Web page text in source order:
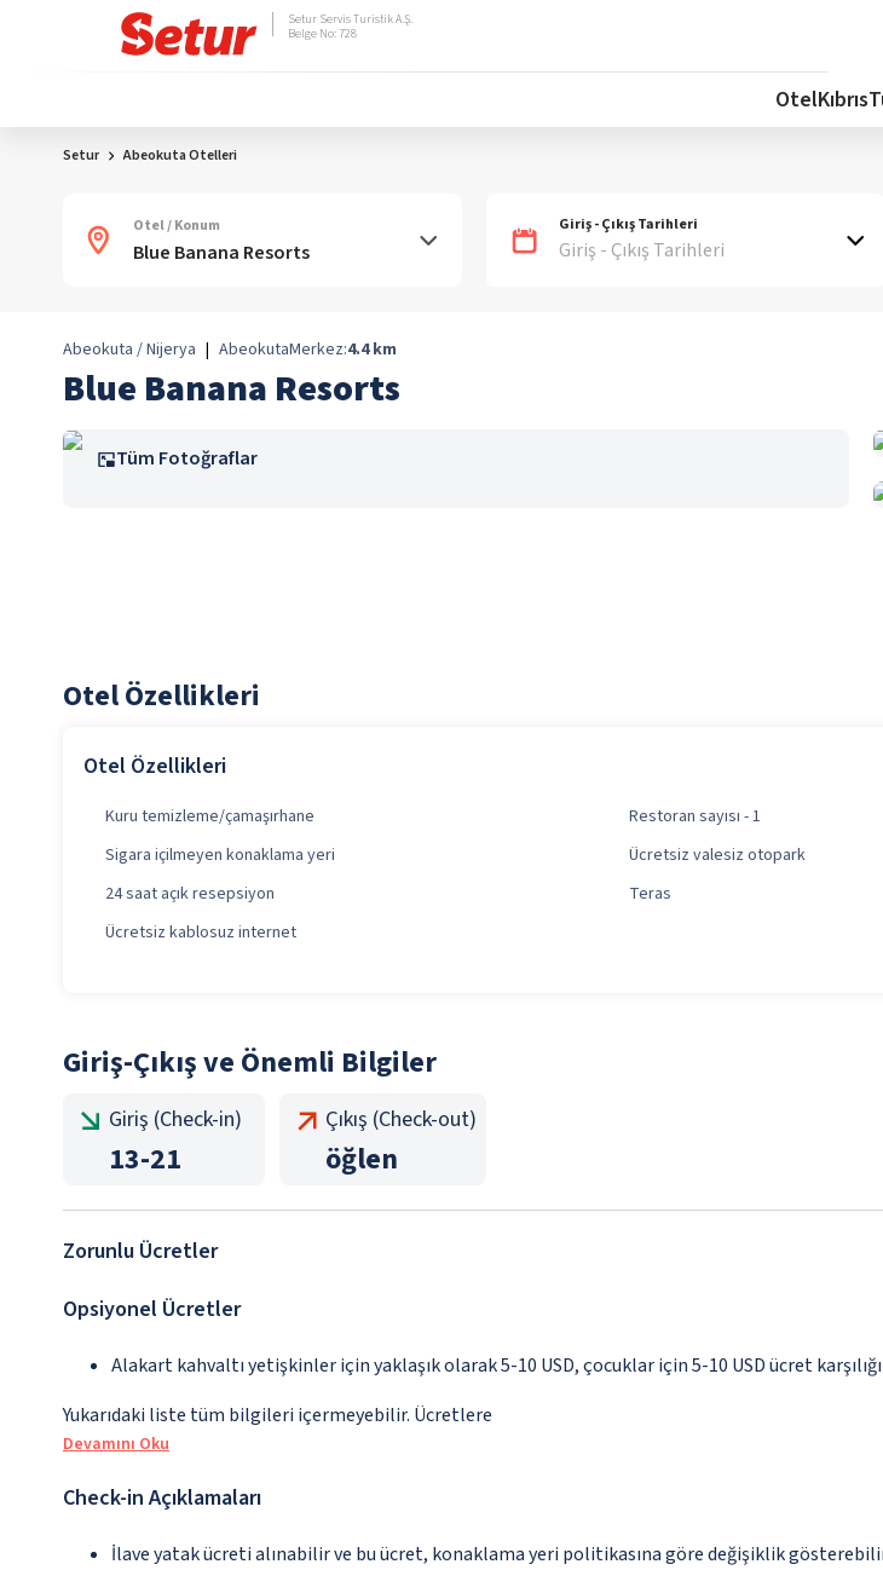
Setur Servis Turistik A.Ş.
Belge No: 728
OtelKıbrıs
Setur Abeokuta Otelleri
Otel / Konum Giriş - Çıkış Tarihleri
Giriş - Çıkış Tarihleri
Abeokuta / Nijerya | AbeokutaMerkez:4.4 km
Blue Banana Resorts
Tüm Fotoğraflar
Otel Özellikleri
Otel Özellikleri
Kuru temizleme/çamaşırhane Restoran sayısı - 1
Sigara içilmeyen konaklama yeri
Ücretsiz valesiz otopark
24 saat açık resepsiyon
Teras
Ücretsiz kablosuz internet
Giriş-Çıkış ve Önemli Bilgiler
Giriş (Check-in)
13-21
Çıkış (Check-out)
öğlen
Zorunlu Ücretler
Opsiyonel Ücretler
Alakart kahvaltı yetişkinler için yaklaşık olarak 5-10 USD, çocuklar için 5-10 USD ücret
Yukarıdaki liste tüm bilgileri içermeyebilir. Ücretlere
Devamını Oku
Check-in Açıklamaları
İlave yatak ücreti alınabilir ve bu ücret, konaklama yeri politikasına göre değişiklik